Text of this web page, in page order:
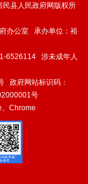
民县人民政府网版权所
办公室 承办单位：裕
6526114 涉未成年人
政府网站标识码：
号
、Chrome